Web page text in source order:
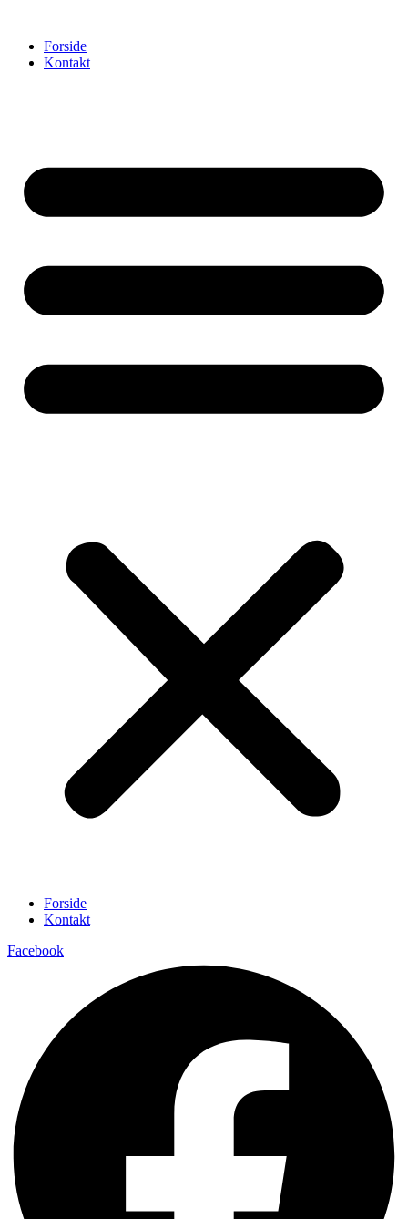
indholdForside
Kontakt
Forside
Kontakt
Facebook